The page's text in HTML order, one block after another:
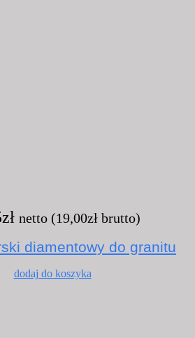
zł netto (19,00zł brutto)
diamentowy do granitu
dodaj do koszyka